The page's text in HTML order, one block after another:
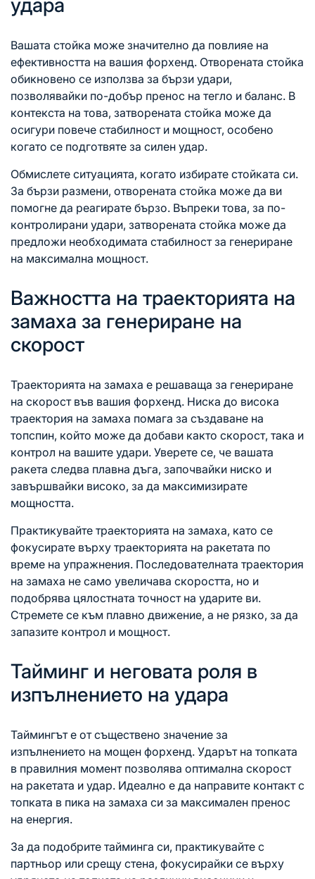
Вашата стойка може значително да повлияе на
ефективността на вашия форхенд. Отворената стойка
обикновено се използва за бързи удари,
позволявайки по-добър пренос на тегло и баланс. В
контекста на това, затворената стойка може да
осигури повече стабилност и мощност, особено
когато се подготвяте за силен удар.
Обмислете ситуацията, когато избирате стойката си.
За бързи размени, отворената стойка може да ви
помогне да реагирате бързо. Въпреки това, за по-
контролирани удари, затворената стойка може да
предложи необходимата стабилност за генериране
на максимална мощност.
Важността на траекторията на
замаха за генериране на
скорост
Траекторията на замаха е решаваща за генериране
на скорост във вашия форхенд. Ниска до висока
траектория на замаха помага за създаване на
топспин, който може да добави както скорост, така и
контрол на вашите удари. Уверете се, че вашата
ракета следва плавна дъга, започвайки ниско и
завършвайки високо, за да максимизирате
мощността.
Практикувайте траекторията на замаха, като се
фокусирате върху траекторията на ракетата по
време на упражнения. Последователната траектория
на замаха не само увеличава скоростта, но и
подобрява цялостната точност на ударите ви.
Стремете се към плавно движение, а не рязко, за да
запазите контрол и мощност.
Тайминг и неговата роля в
изпълнението на удара
Таймингът е от съществено значение за
изпълнението на мощен форхенд. Ударът на топката
в правилния момент позволява оптимална скорост
на ракетата и удар. Идеално е да направите контакт с
топката в пика на замаха си за максимален пренос
на енергия.
За да подобрите тайминга си, практикувайте с
партньор или срещу стена, фокусирайки се върху